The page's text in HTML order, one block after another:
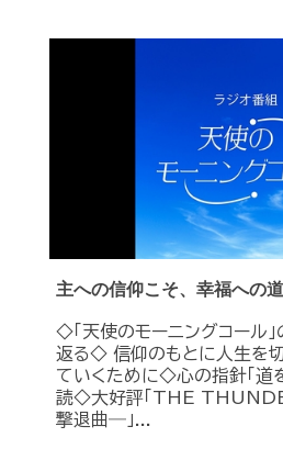
主への信仰こそ、幸福への道
◇「天使のモーニングコール」
返る◇ 信仰のもとに人生を
ていくために◇心の指針「道
読◇大好評「THE
撃退曲―」...